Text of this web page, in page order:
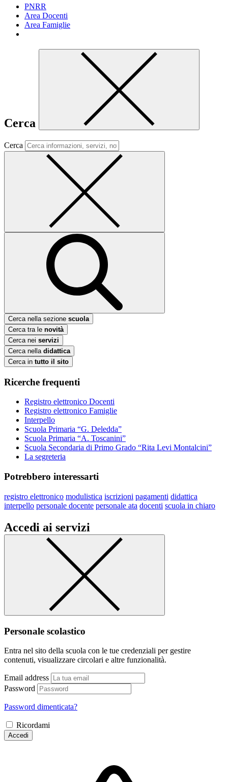
PNRR
Area Docenti
Area Famiglie
Cerca
Cerca
Cerca nella sezione scuola
Cerca tra le novità
Cerca nei servizi
Cerca nella didattica
Cerca in tutto il sito
Ricerche frequenti
Registro elettronico Docenti
Registro elettronico Famiglie
Interpello
Scuola Primaria “G. Deledda”
Scuola Primaria “A. Toscanini”
Scuola Secondaria di Primo Grado “Rita Levi Montalcini”
La segreteria
Potrebbero interessarti
registro elettronico modulistica iscrizioni pagamenti didattica
interpello personale docente personale ata docenti scuola in chiaro
Accedi ai servizi
Personale scolastico
Entra nel sito della scuola con le tue credenziali per gestire
contenuti, visualizzare circolari e altre funzionalità.
Email address
Password
Password dimenticata?
Ricordami
Accedi